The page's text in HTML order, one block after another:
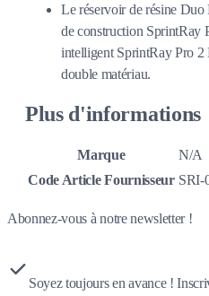
Le réservoir de résine
de construction SprintRay
intelligent SprintRay Pro
double matériau.
Plus d'informations
Marque
N/A
Code Article Fournisseur SRI-
Abonnez-vous à notre newsletter !
Soyez toujours en avance !